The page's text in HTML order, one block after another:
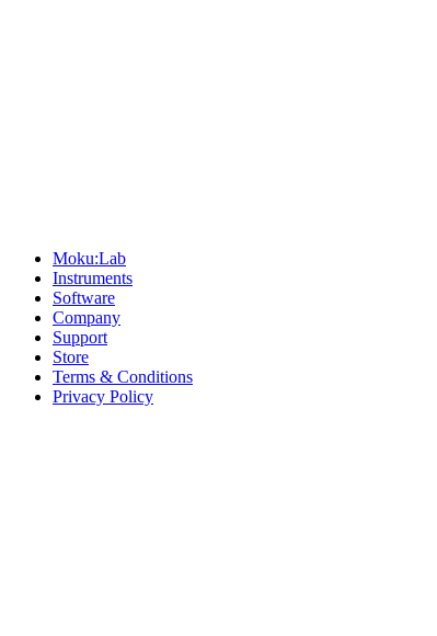
Moku:Lab
Instruments
Software
Company
Support
Store
Terms & Conditions
Privacy Policy